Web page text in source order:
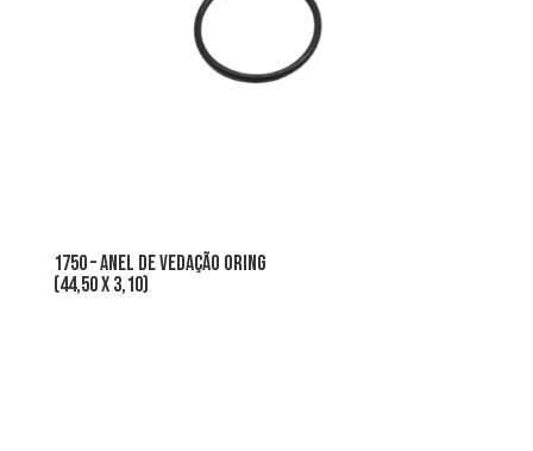
1750 – ANEL DE VEDAÇÃO oring
(44,50 x 3,10)